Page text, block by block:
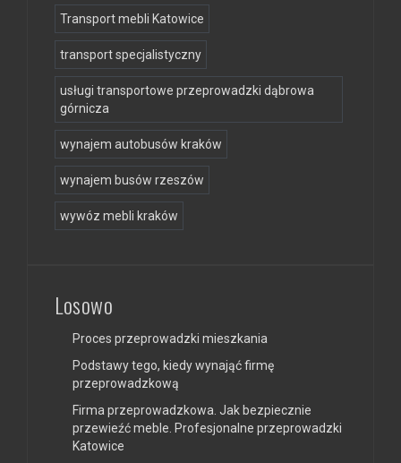
Transport mebli Katowice
transport specjalistyczny
usługi transportowe przeprowadzki dąbrowa
górnicza
wynajem autobusów kraków
wynajem busów rzeszów
wywóz mebli kraków
Losowo
Proces przeprowadzki mieszkania
Podstawy tego, kiedy wynająć firmę
przeprowadzkową
Firma przeprowadzkowa. Jak bezpiecznie
przewieźć meble. Profesjonalne przeprowadzki
Katowice